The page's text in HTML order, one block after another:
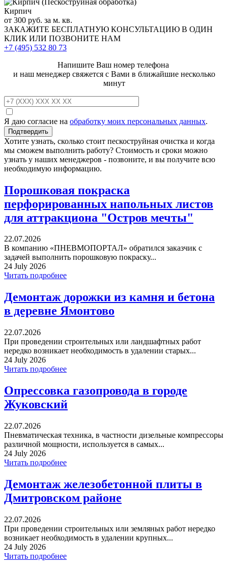
Кирпич
от 300 руб. за м. кв.
ЗАКАЖИТЕ БЕСПЛАТНУЮ КОНСУЛЬТАЦИЮ В ОДИН
КЛИК ИЛИ ПОЗВОНИТЕ НАМ
+7 (495) 532 80 73
Напишите Ваш номер телефона
и наш менеджер свяжется с Вами в ближайшие несколько
минут
Я даю согласие на обработку моих персональных данных.
Хотите узнать, сколько стоит пескоструйная очистка и когда
мы сможем выполнить работу? Стоимость и сроки можно
узнать у наших менеджеров - позвоните, и вы получите всю
необходимую информацию.
Порошковая покраска
перфорированных напольных листов
для аттракциона "Остров мечты"
22.07.2026
В компанию «ПНЕВМОПОРТАЛ» обратился заказчик с
задачей выполнить порошковую покраску...
24 July 2026
Читать подробнее
Демонтаж дорожки из камня и бетона
в деревне Ямонтово
22.07.2026
При проведении строительных или ландшафтных работ
нередко возникает необходимость в удалении старых...
24 July 2026
Читать подробнее
Опрессовка газопровода в городе
Жуковский
22.07.2026
Пневматическая техника, в частности дизельные компрессоры
различной мощности, используется в самых...
24 July 2026
Читать подробнее
Демонтаж железобетонной плиты в
Дмитровском районе
22.07.2026
При проведении строительных или земляных работ нередко
возникает необходимость в удалении крупных...
24 July 2026
Читать подробнее